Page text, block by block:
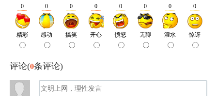
评论(0条评论)